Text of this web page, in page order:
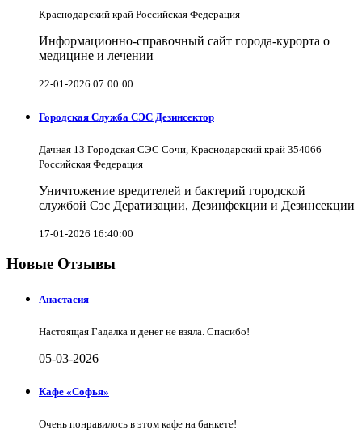
Краснодарский край Российская Федерация
Информационно-справочный сайт города-курорта о
медицине и лечении
22-01-2026 07:00:00
Городская Служба СЭС Дезинсектор
Дачная 13 Городская СЭС Сочи, Краснодарский край 354066
Российская Федерация
Уничтожение вредителей и бактерий городской
службой Сэс Дератизации, Дезинфекции и Дезинсекции
17-01-2026 16:40:00
Новые Отзывы
Анастасия
Настоящая Гадалка и денег не взяла. Спасибо!
05-03-2026
Кафе «Софья»
Очень понравилось в этом кафе на банкете!